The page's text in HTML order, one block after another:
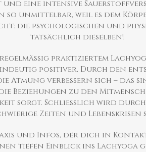
eine intensive
so unmittelbar, weil es dem
die psychologischen und
tatsächlich dieselben!
praktiziertem
positiver. Durch den
Atmung verbessern sich –
Beziehungen zu den
sorgt. Schließlich wird durch
Zeiten und
und Infos, der dich in
tiefen Einblick ins Lachyoga